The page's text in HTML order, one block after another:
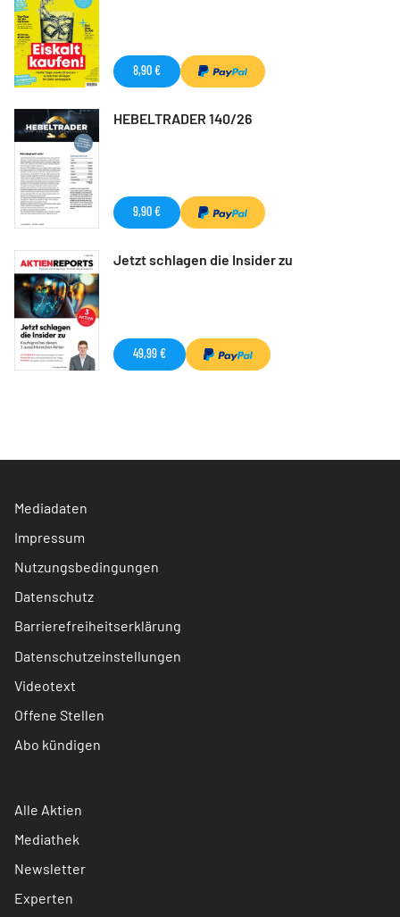
8,90 €
HEBELTRADER 140/26
9,90 €
Jetzt schlagen die Insider zu
49,99 €
Mediadaten
Impressum
Nutzungsbedingungen
Datenschutz
Barrierefreiheitserklärung
Datenschutzeinstellungen
Videotext
Offene Stellen
Abo kündigen
Alle Aktien
Mediathek
Newsletter
Experten